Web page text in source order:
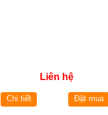
Liên hệ
Chi tiết Đặt mua